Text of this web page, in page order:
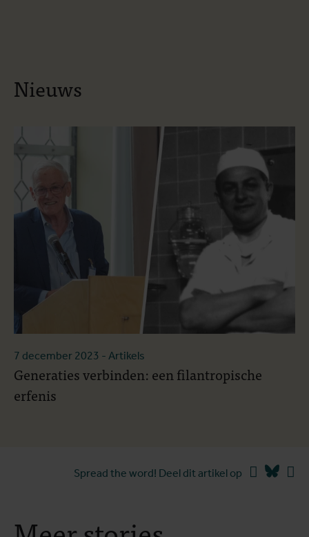
Nieuws
7 december 2023 - Artikels
Generaties verbinden: een filantropische
erfenis
Spread the word! Deel dit artikel op Facebook